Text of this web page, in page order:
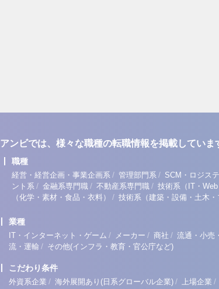
アンビでは、様々な職種の転職情報を掲載していま
職種
経営・経営企画・事業企画系 / 管理部門系 / SCM・ロジス
ント系 / 金融系専門職 / 不動産系専門職 / 技術系（IT・Web
（化学・素材・食品・衣料）
/ 技術系（建築・設備・土木・
業種
IT・インターネット・ゲーム / メーカー / 商社 / 流通・小売
流・運輸 / その他(インフラ・教育・官公庁など)
こだわり条件
外資系企業 / 海外展開あり(日系グローバル企業) / 上場企業 /